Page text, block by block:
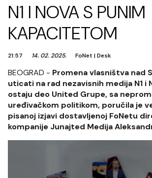
N1 I NOVA S PUNIM
KAPACITETOM
21:57 14. 02. 2025. FoNet |Desk
BEOGRAD - Promena vlasništva nad
uticati na rad nezavisnih medija N1 i
ostaju deo United Grupe, sa
uređivačkom politikom, poručila je
pisanoj izjavi dostavljenoj FoNetu
kompanije Junajted Medija